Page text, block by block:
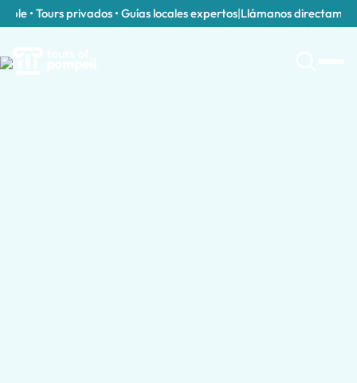
• Tours privados • Guías locales expertos|Llámanos directamente